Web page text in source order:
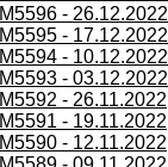
M5596 - 26.12.2022
M5595 - 17.12.2022
M5594 - 10.12.2022
M5593 - 03.12.2022
M5592 - 26.11.2022
M5591 - 19.11.2022
M5590 - 12.11.2022